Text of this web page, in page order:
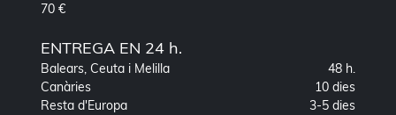
70 €
ENTREGA EN 24 h.
Balears, Ceuta i Melilla
48 h.
Canàries
10 dies
Resta d'Europa
3-5 dies